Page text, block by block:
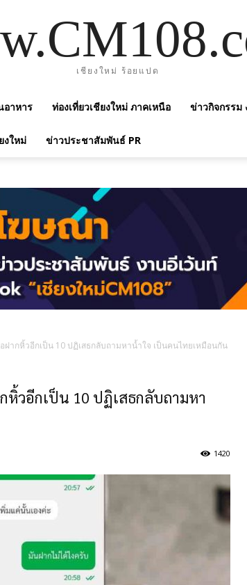
เชียงใหม่ ร้อยแปด
อาหาร ท่องเที่ยวเชียงใหม่ ภาคเหนือ ข่าวกิจกรรม
งใหม่ ข่าวประชาสัมพันธ์ PR
ฝากหิ้วอีกเป็น 10 ปฏิเสธกลับถามหาน้ำใจ เป็นคนไทยเหมือนกัน
หิ้วอีกเป็น 10 ปฏิเสธกลับถามหา
1420